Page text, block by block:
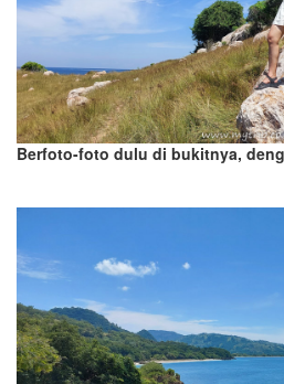
Berfoto-foto dulu di bukitnya,